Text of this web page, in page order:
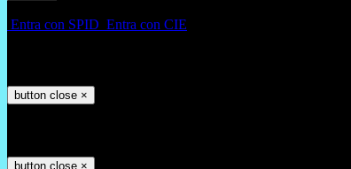
Entra con SPID Entra con CIE
button close ×
button close ×